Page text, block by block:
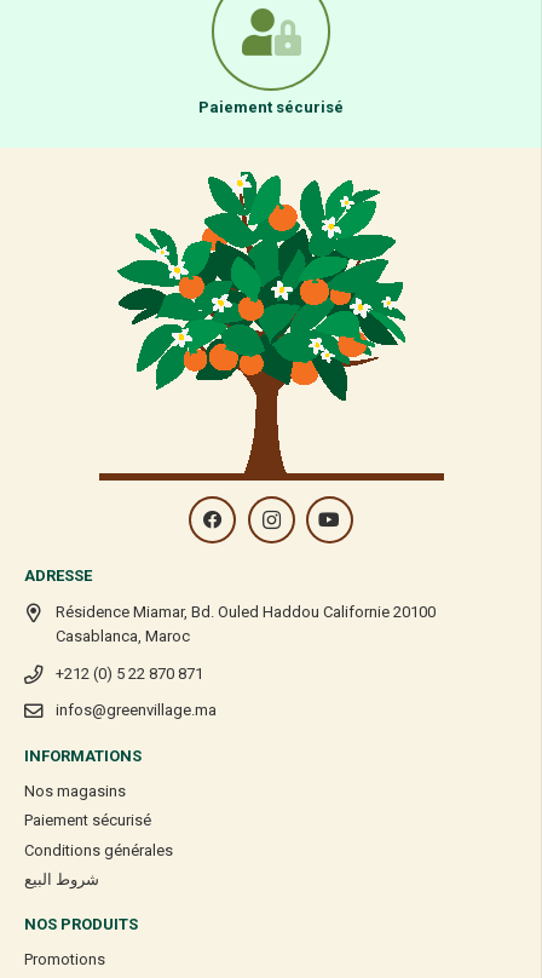
Paiement sécurisé
ADRESSE
Résidence Miamar, Bd. Ouled Haddou Californie 20100
Casablanca, Maroc
+212 (0) 5 22 870 871
infos@greenvillage.ma
INFORMATIONS
Nos magasins
Paiement sécurisé
Conditions générales
شروط البيع
NOS PRODUITS
Promotions